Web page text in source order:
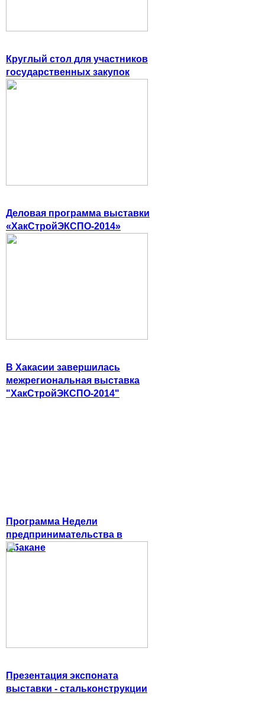
Круглый стол для участников
государственных закупок
Деловая программа выставки
«ХакСтройЭКСПО-2014»
В Хакасии завершилась
межрегиональная выставка
"ХакСтройЭКСПО-2014"
Программа Недели
предпринимательства в
Абакане
Презентация экспоната
выставки - стальконструкции